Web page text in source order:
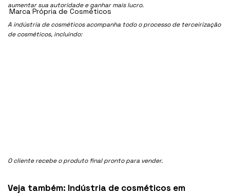
aumentar sua autoridade e ganhar mais lucro.
A indústria de cosméticos acompanha todo o processo de terceirização
de cosméticos, incluindo:
O cliente recebe o produto final pronto para vender.
Veja também: Indústria de cosméticos em
Marca Própria de Cosméticos